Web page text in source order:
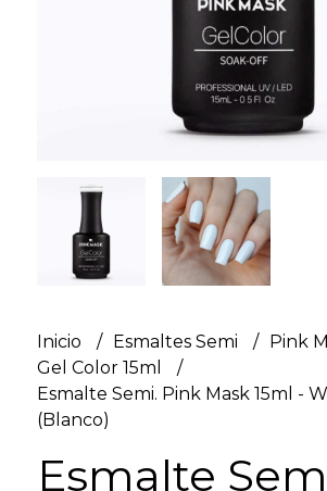
Inicio Esmaltes Semi
Pink
Gel Color 15ml
Esmalte Semi. Pink Mask 15ml -
(Blanco)
Esmalte